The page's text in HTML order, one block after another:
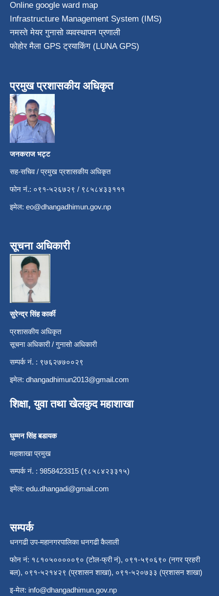
Online google ward map
Infrastructure Management System (IMS)
नमस्ते मेयर गुनासो व्यवस्थापन प्रणाली
फोहोर मैला GPS ट्रयाकिंग (LUNA GPS)
प्रमुख प्रशासकीय अधिकृत
जनकराज भट्ट
सह-सचिव / प्रमुख प्रशासकीय अधिकृत
फोन नं.: ०९१-५२६७२९ / ९८५८४३३१११
इमेल: eo@dhangadhimun.gov.np
सूचना अधिकारी
सुरेन्द्र सिंह कार्की
प्रशासकीय अधिकृत
सूचना अधिकारी / गुनासो अधिकारी
सम्पर्क नं. : ९७६२७७००२९
इमेल: dhangadhimun2013@gmail.com
शिक्षा, युवा तथा खेलकुद महाशाखा
घुम्मन सिंह बडायक
महाशाखा प्रमुख
सम्पर्क नं. : 9858423315 (९८५८४२३३१५)
इमेल: edu.dhangadi@gmail.com
सम्पर्क
धनगढी उप-महानगरपालिका धनगढी कैलाली
फोन नं: १८१०५०००००९० (टोल-फ्री नं), ०९१-५९०६९० (नगर प्रहरी
बल), ०९१-५२१४२९ (प्रशासन शाखा), ०९१-५२०७३३ (प्रशासन शाखा)
इ-मेल: info@dhangadhimun.gov.np